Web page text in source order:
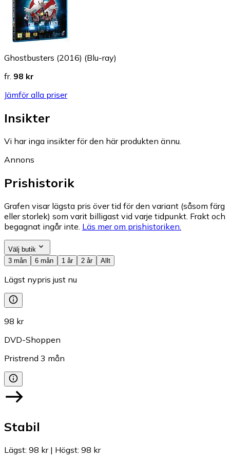
Ghostbusters (2016) (Blu-ray)
fr. 98 kr
Jämför alla priser
Insikter
Vi har inga insikter för den här produkten ännu.
Annons
Prishistorik
Grafen visar lägsta pris över tid för den variant (såsom färg
eller storlek) som varit billigast vid varje tidpunkt. Frakt och
begagnat ingår inte. Läs mer om prishistoriken.
Välj butik
3 mån
6 mån 1 år 2 år Allt
Lägst nypris just nu
98 kr
DVD-Shoppen
Pristrend 3 mån
Stabil
Lägst: 98 kr| Högst: 98 kr